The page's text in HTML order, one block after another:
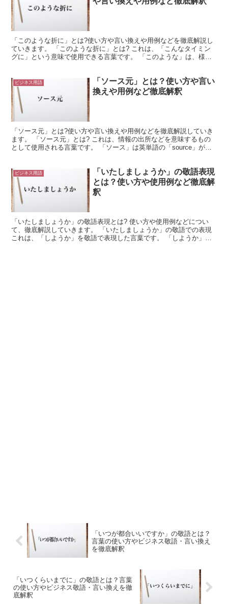
「このような折に」とは?使い方や言い換えや用例などを徹底解説し
ていきます。 「このような折に」とは? これは、「こんなタイミン
グに」という意味で使用できる言葉です。 「このような」は、様子
ビジネス用語
「ソース元」とは？使い方や言い
換えや用例など徹底解釈
「ソース元」とは?使い方や言い換えや用例などを徹底解説していき
ます。 「ソース元」とは? これは、情報の出所などを意味するもの
として使用される言葉です。 「ソース」は英単語の「source」がカ
ビジネス用語
「いたしましょうか」の敬語表現
とは？使い方や使用例など徹底解
釈
「いたしましょうか」の敬語表現とは? 使い方や使用例などについ
て、徹底解説していきます。 「いたしましょうか」の敬語での表現
これは、「しようか」を敬語で表現した言葉です。 「しようか」
「いつが都合いいですか」の敬語とは？
言葉の使い方やビジネス敬語・言い換え
を徹底解釈
「いつくらいまでに」の敬語とは？言葉
の使い方やビジネス敬語・言い換えを徹
底解釈